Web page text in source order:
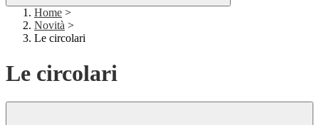
Home >
Novità >
Le circolari
Le circolari